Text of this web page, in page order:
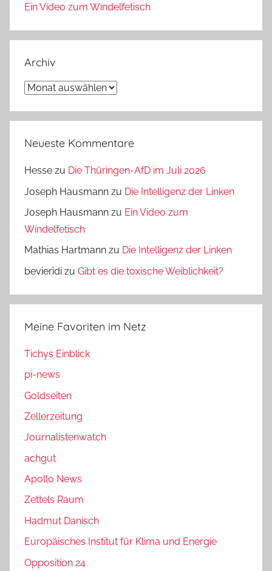
Ein Video zum Windelfetisch
Archiv
Archiv
Neueste Kommentare
Hesse zu Die Thüringen-AfD im Juli 2026
Joseph Hausmann zu Die Intelligenz der Linken
Joseph Hausmann zu Ein Video zum
Windelfetisch
Mathias Hartmann zu Die Intelligenz der Linken
bevieridi zu Gibt es die toxische Weiblichkeit?
Meine Favoriten im Netz
Tichys Einblick
pi-news
Goldseiten
Zellerzeitung
Journalistenwatch
achgut
Apollo News
Zettels Raum
Hadmut Danisch
Europäisches Institut für Klima und Energie
Opposition 24